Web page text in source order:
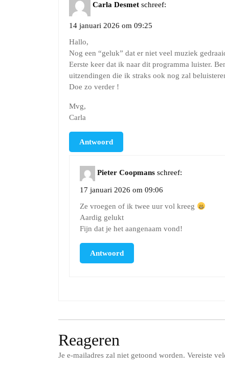
Carla Desmet schreef:
14 januari 2026 om 09:25
Hallo,
Nog een “geluk” dat er niet veel muziek
Eerste keer dat ik naar dit programma luister.
uitzendingen die ik straks ook nog zal
Doe zo verder !
Mvg,
Carla
Antwoord
Pieter Coopmans schreef:
17 januari 2026 om 09:06
Ze vroegen of ik twee uur vol kreeg
Aardig gelukt
Fijn dat je het aangenaam vond!
Antwoord
Reageren
Je e-mailadres zal niet getoond worden. Vereiste